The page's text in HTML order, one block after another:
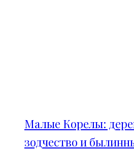
Малые Корелы:
зодчество и